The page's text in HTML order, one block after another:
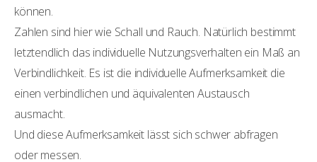
können.
Zahlen sind hier wie Schall und Rauch. Natürlich bestimmt
letztendlich das individuelle Nutzungsverhalten ein Maß an
Verbindlichkeit. Es ist die individuelle Aufmerksamkeit die
einen verbindlichen und äquivalenten Austausch
ausmacht.
Und diese Aufmerksamkeit lässt sich schwer abfragen
oder messen.